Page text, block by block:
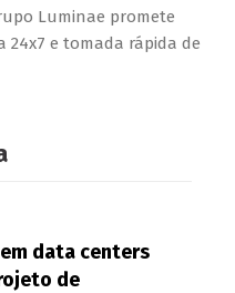
Luminae promete
24x7 e tomada rápida de
data centers
de